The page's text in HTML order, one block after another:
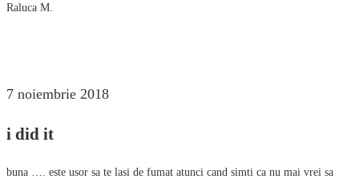
Raluca M.
7 noiembrie 2018
i did it
buna …. este usor sa te lasi de fumat atunci cand simti ca nu mai vrei sa